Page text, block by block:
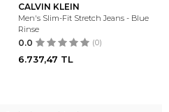
CALVIN KLEIN
Men's Slim-Fit Stretch Jeans - Blue
Rinse
0.0 (0)
6.737,47 TL